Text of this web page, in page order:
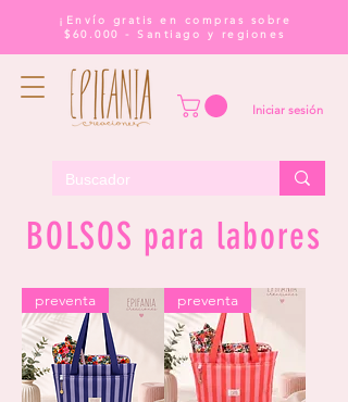
¡Envío gratis en compras sobre
$60.000 - Santiago y regiones
Iniciar sesión
BOLSOS para labores
preventa preventa